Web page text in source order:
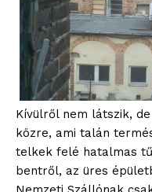
Kívülről nem látszik,
közre, ami talán
telkek felé hatalmas
bentről, az üres